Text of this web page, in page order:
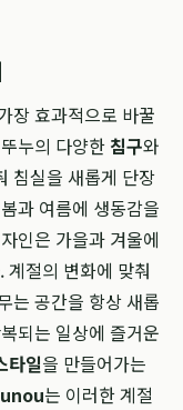
장 효과적으로 바꿀
누의 다양한 침구와
침실을 새롭게 단장
과 여름에 생동감을
인은 가을과 겨울에
계절의 변화에 맞춰
는 공간을 항상 새롭
되는 일상에 즐거운
타일을 만들어가는
는 이러한 계절